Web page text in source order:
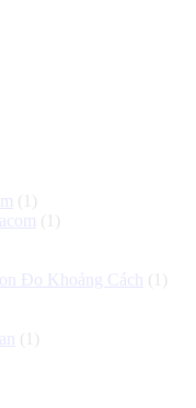
(1)
(1)
Đo Khoảng Cách
(1)
(1)